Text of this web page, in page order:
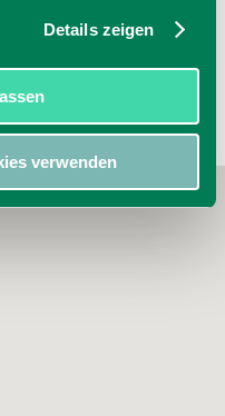
Details zeigen
verwenden